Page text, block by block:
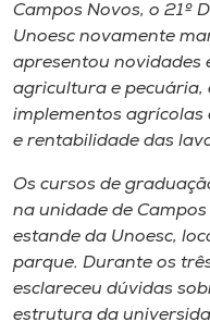
Unoesc
Store
o idioma
Campos Novos, o 21º
Unoesc novamente
apresentou novidades
agricultura e pecuária,
implementos
e rentabilidade das
Os cursos de
na unidade de
estande da Unoesc,
parque. Durante os
esclareceu dúvidas
estrutura da